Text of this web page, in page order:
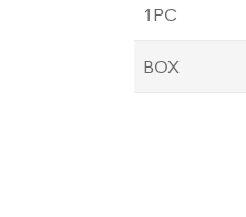
1PC
BOX